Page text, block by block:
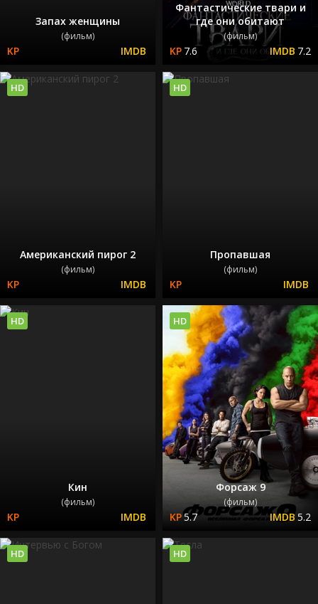
Запах женщины
(фильм)
Фантастические твари и
где они обитают
(фильм)
7.6 7.2
Американский пирог 2
(фильм)
HD
Пропавшая
(фильм)
HD
Кин
(фильм)
HD
Форсаж 9
(фильм)
5.7 5.2
HD
HD HD